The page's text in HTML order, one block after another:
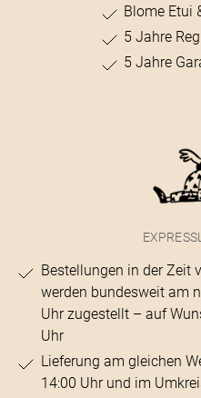
Blome Etui
5 Jahre
5 Jahre
Bestellungen in der Zeit
werden bundesweit am
Uhr zugestellt – auf
Uhr
Lieferung am gleichen
14:00 Uhr und im